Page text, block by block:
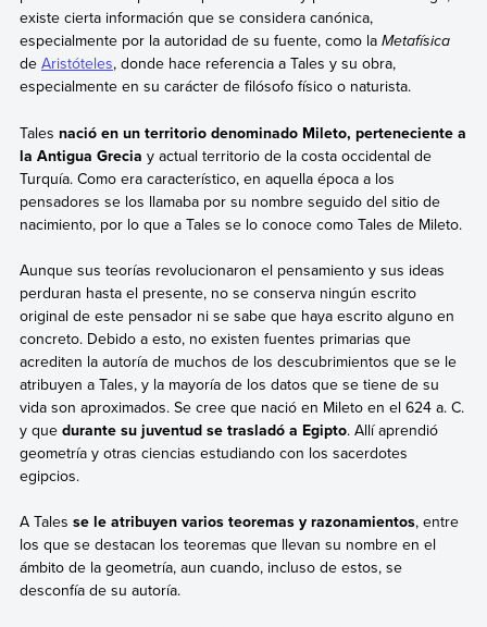
existe cierta información que se considera canónica,
especialmente por la autoridad de su fuente, como la Metafísica
de Aristóteles, donde hace referencia a Tales y su obra,
especialmente en su carácter de filósofo físico o naturista.
Tales nació en un territorio denominado Mileto, perteneciente a
la Antigua Grecia y actual territorio de la costa occidental de
Turquía. Como era característico, en aquella época a los
pensadores se los llamaba por su nombre seguido del sitio de
nacimiento, por lo que a Tales se lo conoce como Tales de Mileto.
Aunque sus teorías revolucionaron el pensamiento y sus ideas
perduran hasta el presente, no se conserva ningún escrito
original de este pensador ni se sabe que haya escrito alguno en
concreto. Debido a esto, no existen fuentes primarias que
acrediten la autoría de muchos de los descubrimientos que se le
atribuyen a Tales, y la mayoría de los datos que se tiene de su
vida son aproximados. Se cree que nació en Mileto en el 624 a. C.
y que durante su juventud se trasladó a Egipto. Allí aprendió
geometría y otras ciencias estudiando con los sacerdotes
egipcios.
A Tales se le atribuyen varios teoremas y razonamientos, entre
los que se destacan los teoremas que llevan su nombre en el
ámbito de la geometría, aun cuando, incluso de estos, se
desconfía de su autoría.